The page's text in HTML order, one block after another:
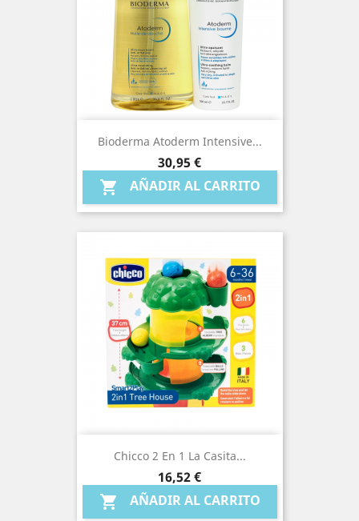
Bioderma Atoderm Intensive...
Precio
30,95 €
 AÑADIR AL CARRITO
Chicco 2 En 1 La Casita...
Precio
16,52 €
 AÑADIR AL CARRITO